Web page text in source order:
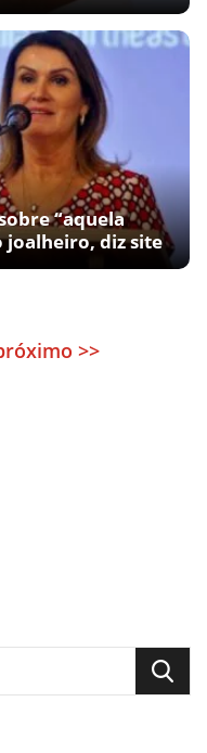
“aquela
joalheiro, diz site
>>